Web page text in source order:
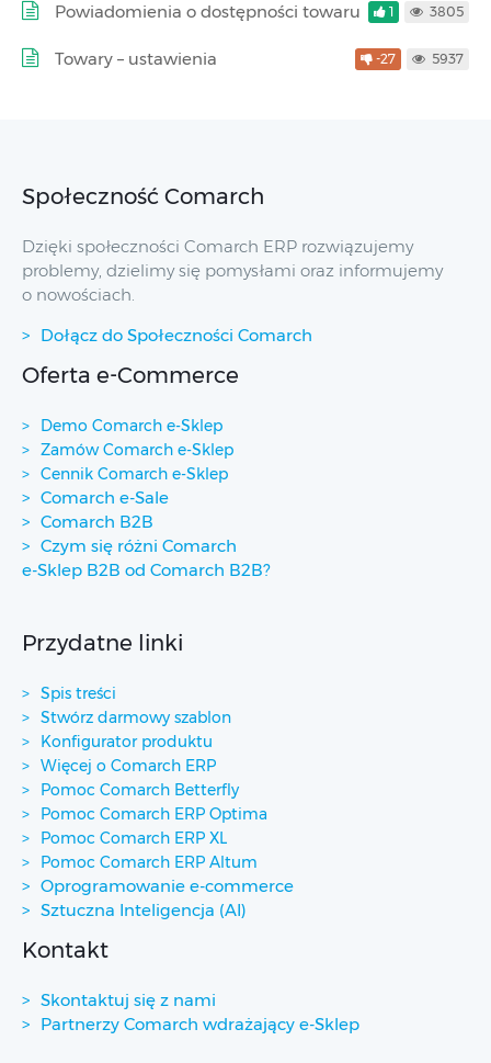
Powiadomienia o dostępności towaru 1 3805
Towary – ustawienia -27 5937
Społeczność Comarch
Dzięki społeczności Comarch ERP rozwiązujemy
problemy, dzielimy się pomysłami oraz informujemy
o nowościach.
Dołącz do Społeczności Comarch
Oferta e-Commerce
Demo Comarch e-Sklep
Zamów Comarch e-Sklep
Cennik Comarch e-Sklep
Comarch e-Sale
Comarch B2B
Czym się różni Comarch
e-Sklep B2B od Comarch B2B?
Przydatne linki
Spis treści
Stwórz darmowy szablon
Konfigurator produktu
Więcej o Comarch ERP
Pomoc Comarch Betterfly
Pomoc Comarch ERP Optima
Pomoc Comarch ERP XL
Pomoc Comarch ERP Altum
Oprogramowanie e-commerce
Sztuczna Inteligencja (AI)
Kontakt
Skontaktuj się z nami
Partnerzy Comarch wdrażający e-Sklep